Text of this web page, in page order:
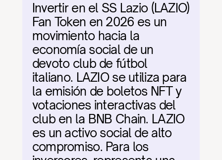
Invertir en el SS Lazio (LAZIO)
Fan Token en 2026 es un
movimiento hacia la
economía social de un
devoto club de fútbol
italiano. LAZIO se utiliza para
la emisión de boletos NFT y
votaciones interactivas del
club en la BNB Chain. LAZIO
es un activo social de alto
compromiso. Para los